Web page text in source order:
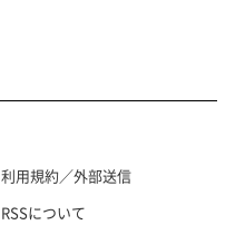
利用規約／外部送信
RSSについて